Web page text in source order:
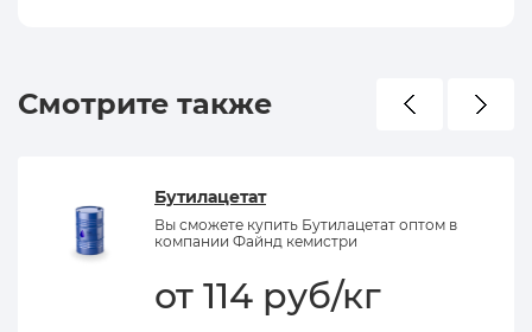
Смотрите также
Бутилацетат
Вы сможете купить Бутилацетат оптом в
компании Файнд кемистри
от 114 руб/кг